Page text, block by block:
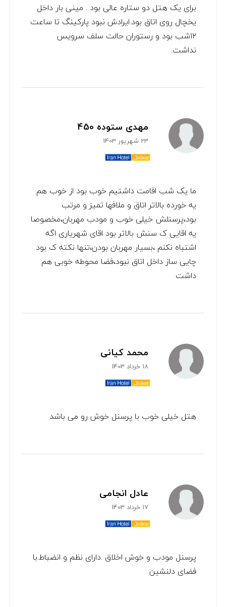
برای یک هتل دو ستاره عالی بود . مینی بار داخل
یخچال روی اتاق بود.‌ایرادش نبود پارکینگ تا ساعت
۱۲شب بود و رستوران حالت سلف سرویس
نداشت.
مهدی ستوده 450
23 شهریور 1403
ما یک شب اقامت داشتیم خوب بود از خوب هم
یه خورده بالاتر اتاق و ملافها تمیز و مرتب
بود،پرسنلش خیلی خوب و مودب مهربان،مخصوصا
یه اقایی ک سنش بالاتر بود اقای شهریاری اگه
اشتباه نکنم ،بسیار مهربان بودن،تنها نکته ک بود
چایی ساز داخل اتاق نبود،فضا محوطه خوبی هم
داشت
محمد کیانی
18 خرداد 1403
هتل خیلی خوب با پرسنل خوش رو می باشد
عادل انجامی
17 خرداد 1403
پرسنل مودب و خوش اخلاق .دارای نظم و انضباط.با
فضای دلنشین